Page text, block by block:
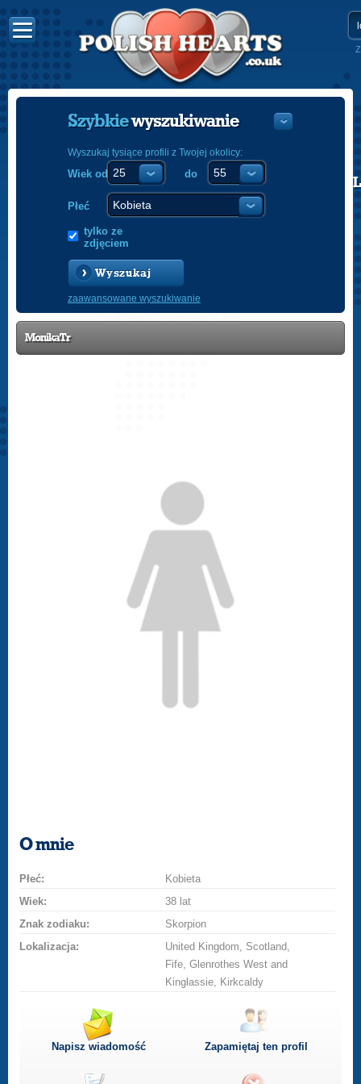
POLISH
Szybkiewyszukiwanie
Wyszukaj tysiące profili z Twojej okolicy:
Wiek od do
Płeć
tylko ze
zdjęciem
Wyszukaj
zaawansowane wyszukiwanie
MonikaTr
O mnie
Płeć:
Kobieta
Wiek:
38 lat
Znak zodiaku:
Skorpion
Lokalizacja:
United Kingdom, Scotland,
Fife, Glenrothes West and
Kinglassie, Kirkcaldy
Napisz wiadomość Zapamiętaj ten profil